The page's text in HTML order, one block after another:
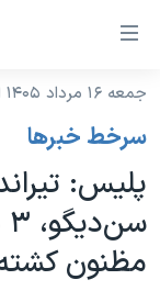
لینکهای
دسترسی
جهش
محتوای
اصلی
جهش
نسخه سبک
موضوع ها
ایران
آمریکا
برنامه های
جدول برنامه ها
جمعه ۱۶ مرداد ۱۴۰۵ ایران ۰۸:۲۱
سرخط خبرها
پلیس:
مظنون